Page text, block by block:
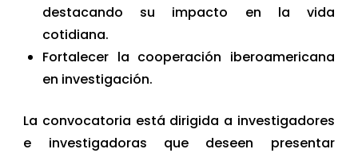
destacando su impacto en la vida
cotidiana.
Fortalecer la cooperación iberoamericana
en investigación.
La convocatoria está dirigida a investigadores
e investigadoras que deseen presentar